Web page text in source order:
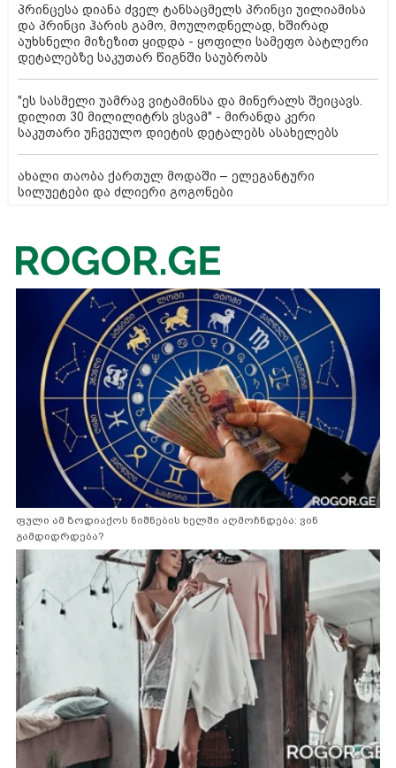
პრინცესა დიანა ძველ ტანსაცმელს პრინცი უილიამისა
და პრინცი ჰარის გამო, მოულოდნელად, ხშირად
აუხსნელი მიზეზით ყიდდა - ყოფილი სამეფო ბატლერი
დეტალებზე საკუთარ წიგნში საუბრობს
"ეს სასმელი უამრავ ვიტამინსა და მინერალს შეიცავს.
დილით 30 მილილიტრს ვსვამ" - მირანდა კერი
საკუთარი უჩვეულო დიეტის დეტალებს ასახელებს
ახალი თაობა ქართულ მოდაში – ელეგანტური
სილუეტები და ძლიერი გოგონები
ფული ამ ზოდიაქოს ნიშნების ხელში აღმოჩნდება: ვინ
გამდიდრდება?